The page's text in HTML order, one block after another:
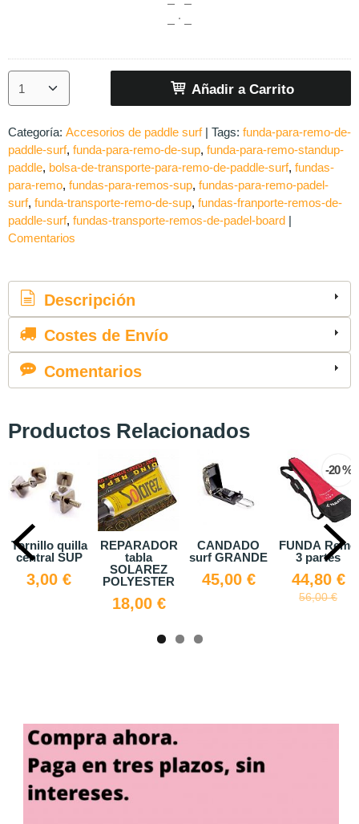
Añadir a Carrito
Categoría: Accesorios de paddle surf Tags: funda-para-remo-de-
paddle-surf funda-para-remo-de-sup funda-para-remo-standup-
paddle bolsa-de-transporte-para-remo-de-paddle-surf fundas-
para-remo fundas-para-remos-sup fundas-para-remo-padel-
surf funda-transporte-remo-de-sup fundas-franporte-remos-de-
paddle-surf fundas-transporte-remos-de-padel-board
Comentarios
Descripción
Costes de Envío
Comentarios
Productos Relacionados
quilla
SUP
€
REPARADOR
SOLAREZ
POLYESTER
18,00 €
CANDADO
surf GRANDE
45,00 €
-20 %
FUNDA Remo
3 partes
44,80 €